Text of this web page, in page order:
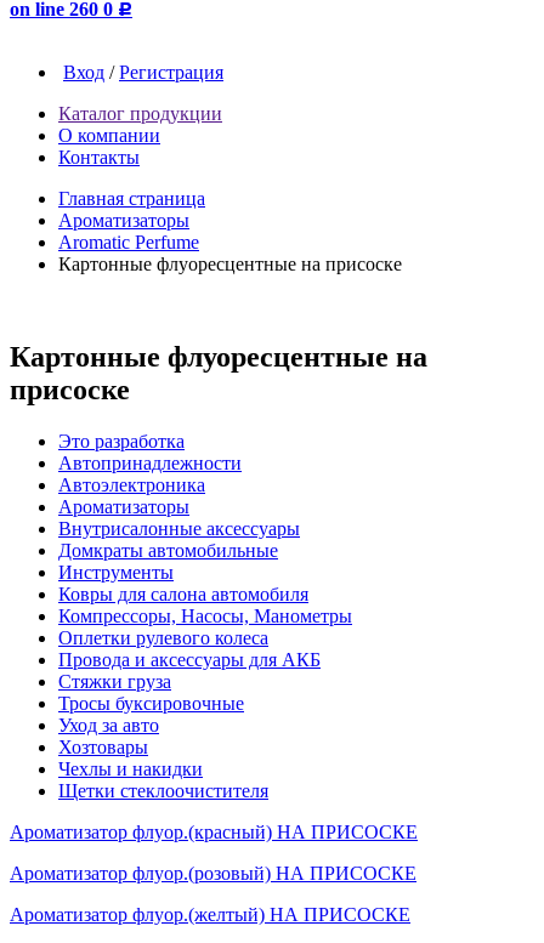
on line 260 0 Р
Вход /Регистрация
Каталог продукции
О компании
Контакты
Главная страница
Ароматизаторы
Aromatic Perfume
Картонные флуоресцентные на присоске
Картонные флуоресцентные на
присоске
Это разработка
Автопринадлежности
Автоэлектроника
Ароматизаторы
Внутрисалонные аксессуары
Домкраты автомобильные
Инструменты
Ковры для салона автомобиля
Компрессоры, Насосы, Манометры
Оплетки рулевого колеса
Провода и аксессуары для АКБ
Стяжки груза
Тросы буксировочные
Уход за авто
Хозтовары
Чехлы и накидки
Щетки стеклоочистителя
Ароматизатор флуор.(красный) НА ПРИСОСКЕ
Ароматизатор флуор.(розовый) НА ПРИСОСКЕ
Ароматизатор флуор.(желтый) НА ПРИСОСКЕ